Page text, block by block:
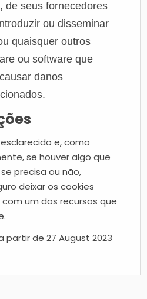
de seus fornecedores
ou disseminar
quaisquer outros
ou software que
danos
e, como
se houver algo que
precisa ou não,
deixar os cookies
um dos recursos que
de 27 August 2023